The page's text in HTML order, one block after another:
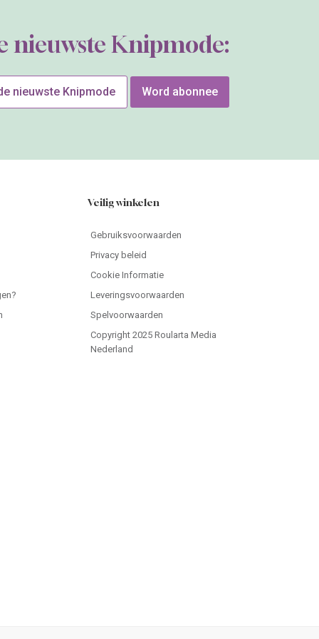
nieuwste Knipmode:
nieuwste Knipmode Word abonnee
Veilig winkelen
Gebruiksvoorwaarden
Privacy beleid
Cookie Informatie
Leveringsvoorwaarden
Spelvoorwaarden
Copyright 2025 Roularta Media
Nederland